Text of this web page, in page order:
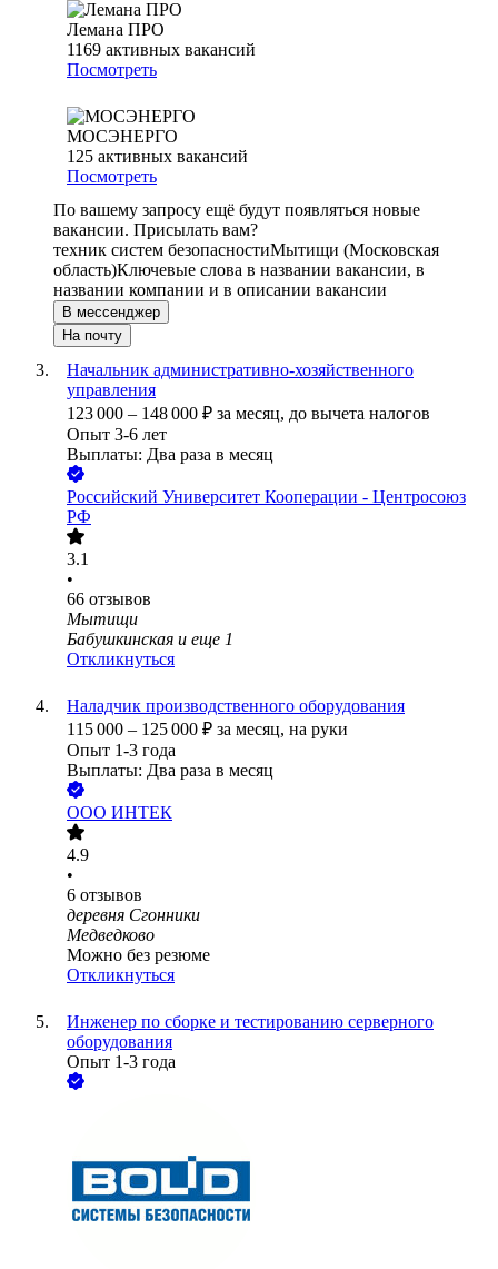
Лемана ПРО
1169 активных вакансий
Посмотреть
МОСЭНЕРГО
125 активных вакансий
Посмотреть
По вашему запросу ещё будут появляться новые
вакансии. Присылать вам?
техник систем безопасностиМытищи (Московская
область)Ключевые слова в названии вакансии, в
названии компании и в описании вакансии
В мессенджер
На почту
Начальник административно-хозяйственного
управления
123 000 – 148 000 ₽ за месяц, до вычета налогов
Опыт 3-6 лет
Выплаты: Два раза в месяц
Российский Университет Кооперации - Центросоюз
РФ
3.1
•
66 отзывов
Мытищи
Бабушкинская и еще 1
Откликнуться
Наладчик производственного оборудования
115 000 – 125 000 ₽ за месяц, на руки
Опыт 1-3 года
Выплаты: Два раза в месяц
ООО ИНТЕК
4.9
•
6 отзывов
деревня Сгонники
Медведково
Можно без резюме
Откликнуться
Инженер по сборке и тестированию серверного
оборудования
Опыт 1-3 года